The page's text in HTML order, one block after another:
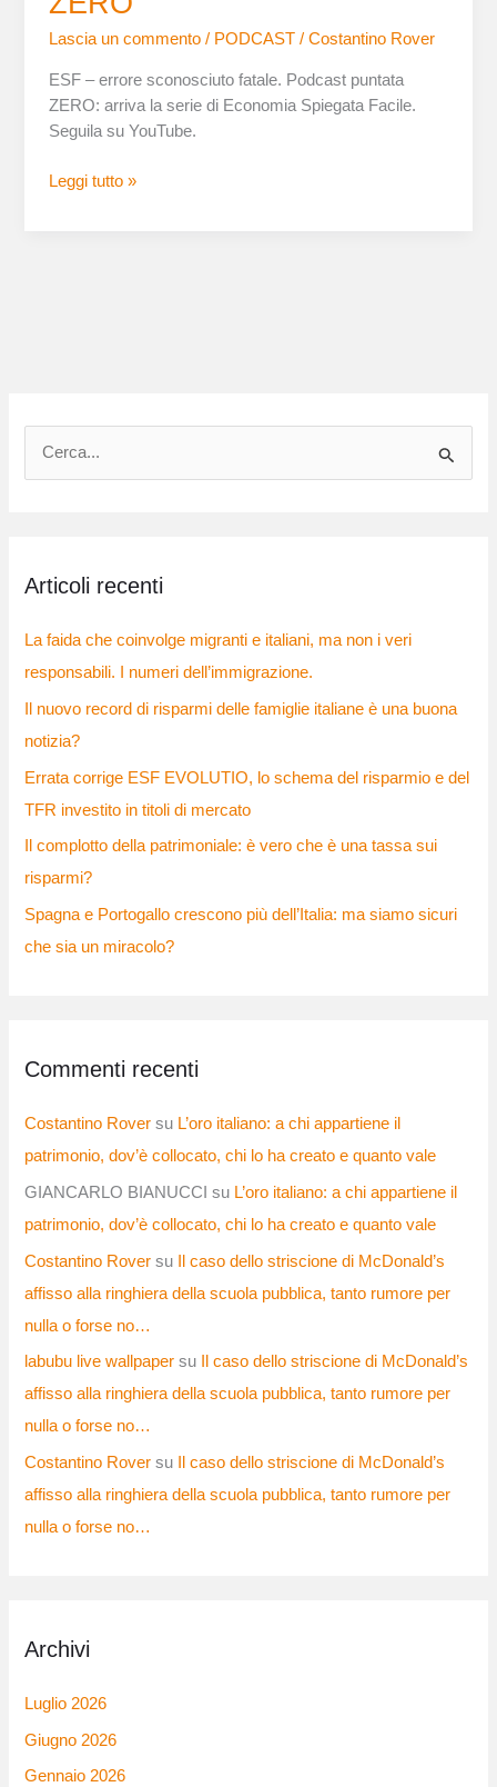
Lascia un commento / PODCAST /Costantino Rover
ESF – errore sconosciuto fatale. Podcast puntata
ZERO: arriva la serie di Economia Spiegata Facile.
Seguila su YouTube.
Leggi tutto »
a
Articoli recenti
La faida che coinvolge migranti e italiani, ma non i veri
responsabili. I numeri dell’immigrazione.
Il nuovo record di risparmi delle famiglie italiane è una buona
notizia?
Errata corrige ESF EVOLUTIO, lo schema del risparmio e del
TFR investito in titoli di mercato
Il complotto della patrimoniale: è vero che è una tassa sui
risparmi?
Spagna e Portogallo crescono più dell’Italia: ma siamo sicuri
che sia un miracolo?
Commenti recenti
Costantino Rover su L’oro italiano: a chi appartiene il
patrimonio, dov’è collocato, chi lo ha creato e quanto vale
GIANCARLO BIANUCCI su L’oro italiano: a chi appartiene il
patrimonio, dov’è collocato, chi lo ha creato e quanto vale
Costantino Rover su Il caso dello striscione di McDonald’s
affisso alla ringhiera della scuola pubblica, tanto rumore per
nulla o forse no…
labubu live wallpaper su
Il caso dello striscione di McDonald’s
affisso alla ringhiera della scuola pubblica, tanto rumore per
nulla o forse no…
Costantino Rover su
Il caso dello striscione di McDonald’s
affisso alla ringhiera della scuola pubblica, tanto rumore per
nulla o forse no…
Archivi
Luglio 2026
Giugno 2026
Gennaio 2026